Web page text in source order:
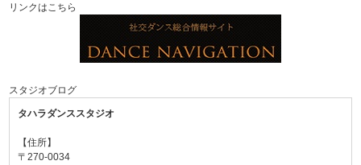
リンクはこちら
スタジオブログ
タハラダンススタジオ
【住所】
〒270-0034